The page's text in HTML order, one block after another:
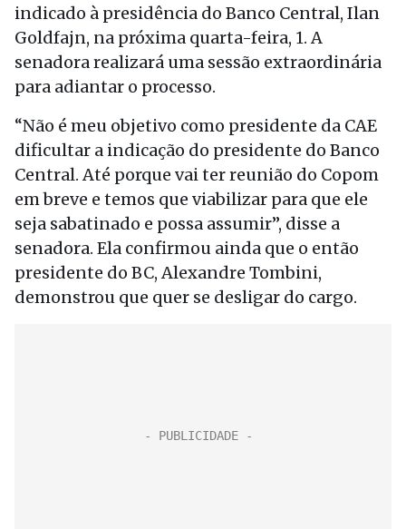
indicado à presidência do Banco Central, Ilan
Goldfajn, na próxima quarta-feira, 1. A
senadora realizará uma sessão extraordinária
para adiantar o processo.
“Não é meu objetivo como presidente da CAE
dificultar a indicação do presidente do Banco
Central. Até porque vai ter reunião do Copom
em breve e temos que viabilizar para que ele
seja sabatinado e possa assumir”, disse a
senadora. Ela confirmou ainda que o então
presidente do BC, Alexandre Tombini,
demonstrou que quer se desligar do cargo.